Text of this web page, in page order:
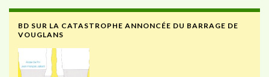
BD SUR LA CATASTROPHE ANNONCÉE DU BARRAGE DE
VOUGLANS